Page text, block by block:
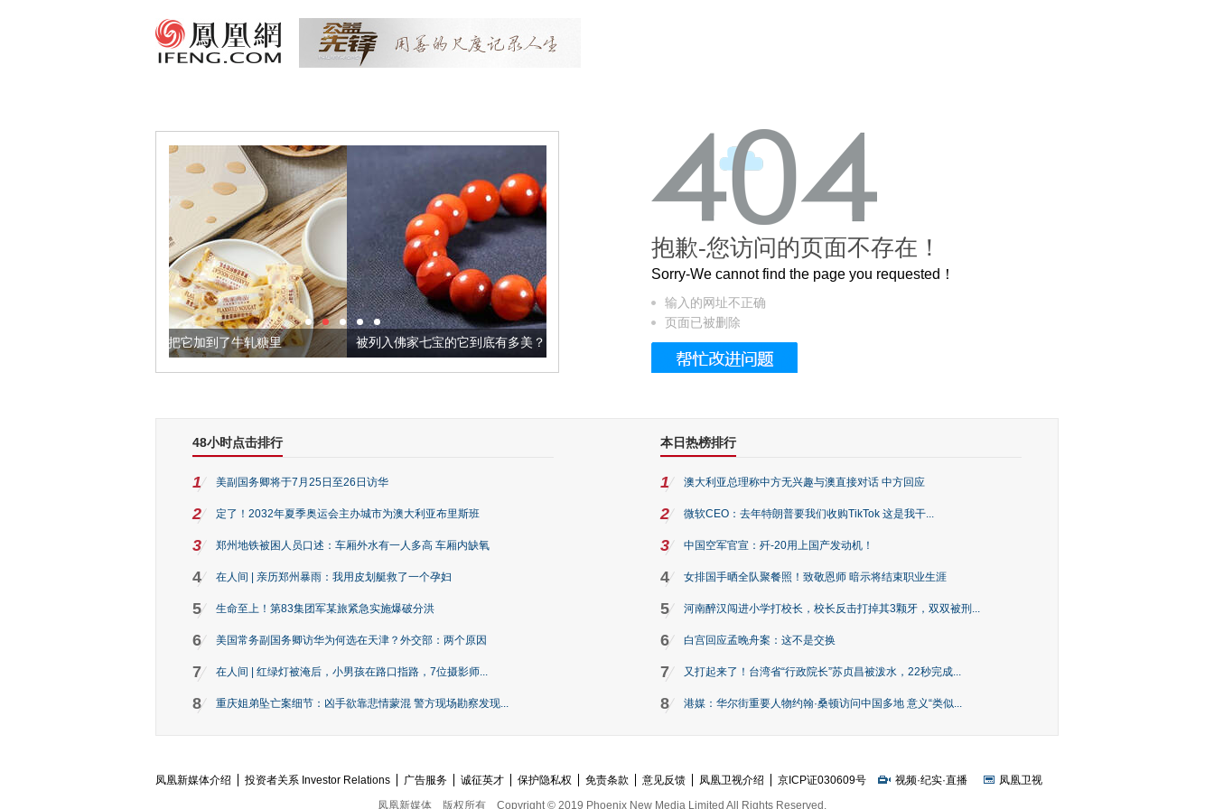
麻籽，我们把它加到了牛轧糖里 被列入佛家七宝的它到底有多美？ 这个3.2米的长卷，还原了600岁的紫禁城
抱歉-您访问的页面不存在！
Sorry-We cannot find the page you requested！
输入的网址不正确
页面已被删除
48小时点击排行
1 美副国务卿将于7月25日至26日访华
2 定了！2032年夏季奥运会主办城市为澳大利亚布里斯班
3 郑州地铁被困人员口述：车厢外水有一人多高 车厢内缺氧
4 在人间 | 亲历郑州暴雨：我用皮划艇救了一个孕妇
5 生命至上！第83集团军某旅紧急实施爆破分洪
6 美国常务副国务卿访华为何选在天津？外交部：两个原因
7 在人间 | 红绿灯被淹后，小男孩在路口指路，7位摄影师...
8 重庆姐弟坠亡案细节：凶手欲靠悲情蒙混 警方现场勘察发现...
本日热榜排行
1 澳大利亚总理称中方无兴趣与澳直接对话 中方回应
2 微软CEO：去年特朗普要我们收购TikTok 这是我干...
3 中国空军官宣：歼-20用上国产发动机！
4 女排国手晒全队聚餐照！致敬恩师 暗示将结束职业生涯
5 河南醉汉闯进小学打校长，校长反击打掉其3颗牙，双双被刑...
6 白宫回应孟晚舟案：这不是交换
7 又打起来了！台湾省“行政院长”苏贞昌被泼水，22秒完成...
8 港媒：华尔街重要人物约翰·桑顿访问中国多地 意义“类似...
凤凰新媒体介绍 投资者关系 Investor Relations 广告服务 诚征英才 保护隐私权 免责条款 意见反馈 凤凰卫视介绍 京ICP证030609号 视频·纪实·直播
凤凰卫视
凤凰新媒体
版权所有 Copyright © 2019 Phoenix New Media Limited All Rights Reserved.